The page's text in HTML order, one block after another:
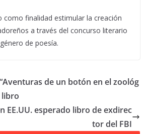
como finalidad estimular la creación
a través del concurso literario
de poesía.
de un botón en el zoológ
libro
EE.UU. esperado libro de exdirec
tor del FBI